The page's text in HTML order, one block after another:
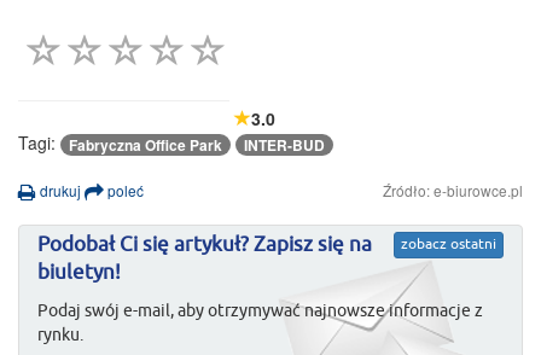
3.0
Tagi:
Fabryczna Office Park INTER-BUD
drukuj poleć Źródło: e-biurowce.pl
zobacz ostatni
Podobał Ci się artykuł? Zapisz się na
biuletyn!
Podaj swój e-mail, aby otrzymywać najnowsze informacje z
rynku.